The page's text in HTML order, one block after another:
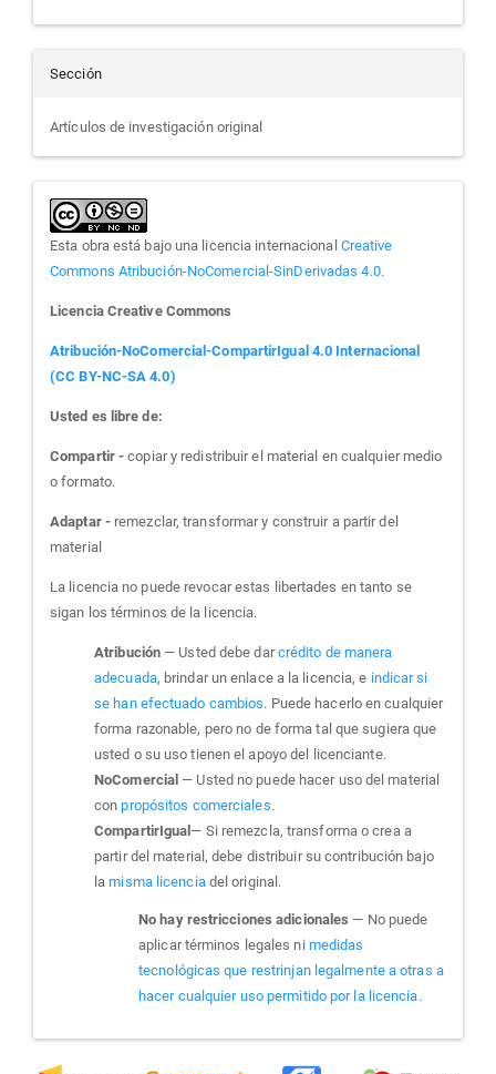
Sección
Artículos de investigación original
Esta obra está bajo una licencia internacional Creative
Commons Atribución-NoComercial-SinDerivadas 4.0.
Licencia Creative Commons
Atribución-NoComercial-CompartirIgual 4.0 Internacional
(CC BY-NC-SA 4.0)
Usted es libre de:
Compartir -copiar y redistribuir el material en cualquier medio
o formato.
Adaptar -remezclar, transformar y construir a partir del
material
La licencia no puede revocar estas libertades en tanto se
sigan los términos de la licencia.
Atribución — Usted debe darcrédito de manera
adecuada, brindar un enlace a la licencia, e indicar si
se han efectuado cambios. Puede hacerlo en cualquier
forma razonable, pero no de forma tal que sugiera que
usted o su uso tienen el apoyo del licenciante.
NoComercial — Usted no puede hacer uso del material
conpropósitos comerciales.
CompartirIgual — Si remezcla, transforma o crea a
partir del material, debe distribuir su contribución bajo
lamisma licenciadel original.
No hay restricciones adicionales — No puede
aplicar términos legales ni medidas
tecnológicas que restrinjan legalmente a otras a
hacer cualquier uso permitido por la licencia.